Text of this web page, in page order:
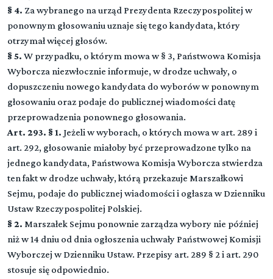
§ 4. Za wybranego na urząd Prezydenta Rzeczypospolitej w
ponownym głosowaniu uznaje się tego kandydata, który
otrzymał więcej głosów.
§ 5. W przypadku, o którym mowa w § 3, Państwowa Komisja
Wyborcza niezwłocznie informuje, w drodze uchwały, o
dopuszczeniu nowego kandydata do wyborów w ponownym
głosowaniu oraz podaje do publicznej wiadomości datę
przeprowadzenia ponownego głosowania.
Art. 293. § 1. Jeżeli w wyborach, o których mowa w art. 289 i
art. 292, głosowanie miałoby być przeprowadzone tylko na
jednego kandydata, Państwowa Komisja Wyborcza stwierdza
ten fakt w drodze uchwały, którą przekazuje Marszałkowi
Sejmu, podaje do publicznej wiadomości i ogłasza w Dzienniku
Ustaw Rzeczypospolitej Polskiej.
§ 2. Marszałek Sejmu ponownie zarządza wybory nie później
niż w 14 dniu od dnia ogłoszenia uchwały Państwowej Komisji
Wyborczej w Dzienniku Ustaw. Przepisy art. 289 § 2 i art. 290
stosuje się odpowiednio.